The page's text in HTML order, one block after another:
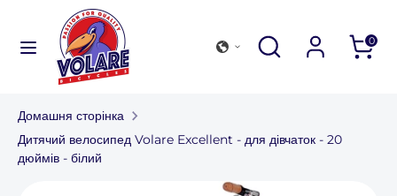
Шукати
ШукатиПерегляньте
наш
магазин
Закрити
пошук
0
ШукатиПерегляньте
магазин
Колекція велосипедів
Аксесуари для активного відпочинку
Домашня сторінка
Дитячий велосипед Volare Excellent - для дівчаток - 20
дюймів - білий